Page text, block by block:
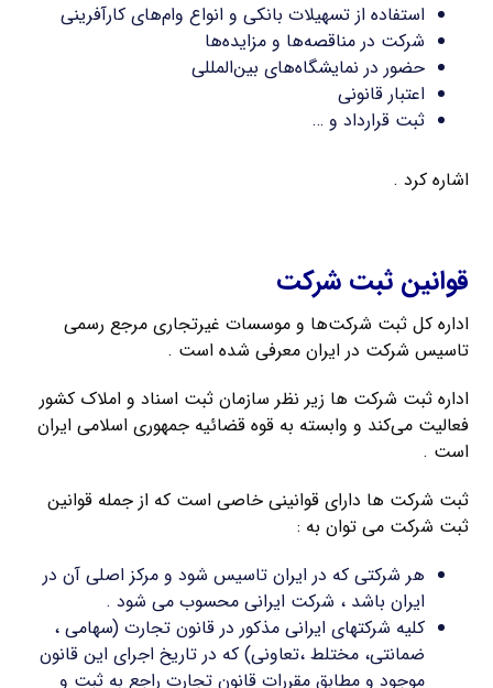
استفاده از تسهیلات بانکی و انواع وام‌های کارآفرینی
شرکت در مناقصه‌ها و مزایده‌ها
حضور در نمایشگاه‌های بین‌المللی
اعتبار قانونی
ثبت قرارداد و …
اشاره کرد .
قوانین ثبت شرکت
اداره کل ثبت شرکت‌ها و موسسات غیرتجاری مرجع رسمی
تاسیس شرکت در ایران معرفی شده است .
اداره ثبت شرکت‌ ها زیر نظر سازمان ثبت اسناد و املاک کشور
فعالیت می‌کند و وابسته به قوه قضائیه جمهوری اسلامی ایران
است .
ثبت شرکت ها دارای قوانینی خاصی است که از جمله قوانین
ثبت شرکت می توان به :
هر شرکتی که در ایران تاسیس شود و مرکز اصلی آن در
ایران باشد ، شرکت ایرانی محسوب می شود .
کلیه شرکتهای ایرانی مذکور در قانون تجارت (سهامی ،
ضمانتی، مختلط ،تعاونی) که در تاریخ اجرای این قانون
موجود و مطابق مقررات قانون تجارت راجع به ثبت و